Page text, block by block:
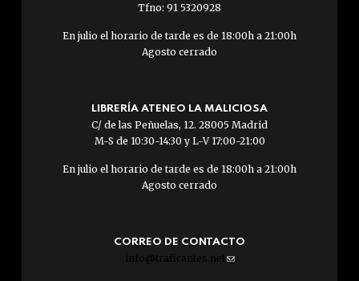
Tfno: 91 5320928
En julio el horario de tarde es de 18:00h a 21:00h
Agosto cerrado
LIBRERÍA ATENEO LA MALICIOSA
C/ de las Peñuelas, 12. 28005 Madrid
M-S de 10:30-14:30 y L-V 17:00-21:00
En julio el horario de tarde es de 18:00h a 21:00h
Agosto cerrado
CORREO DE CONTACTO
info@traficantes.net (link